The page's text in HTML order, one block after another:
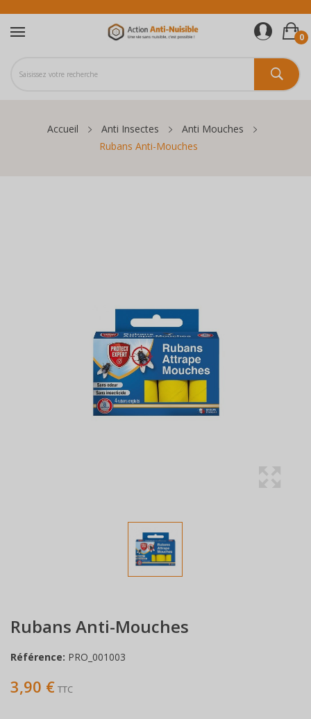
0
Accueil Anti Insectes
Anti Mouches
Rubans Anti-Mouches
Rubans Anti-Mouches
Référence: PRO_001003
3,90 € TTC